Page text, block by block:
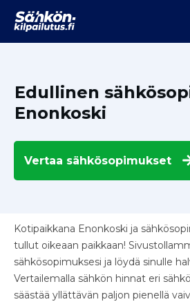
Edullinen
Enonkoski
Vertaa sähkösopimukset
Kotipaikkana Enonkoski ja
tullut oikeaan paikkaan!
sähkösopimuksesi ja löydä sinulle
Vertailemalla sähkön hinnat eri
säästää yllättävän paljon pienellä